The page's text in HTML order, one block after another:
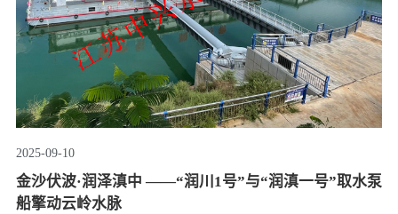
2025-09-10
金沙伏波·润泽滇中 ——“润川1号”与“润滇一号”取水泵
船擎动云岭水脉